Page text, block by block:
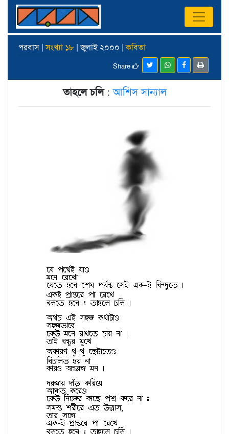
পরবাস |সংখ্যা ১৮ | জুলাই ২০০০ |কবিতা
Share
তাহলে চলি:আশিস সান্যাল